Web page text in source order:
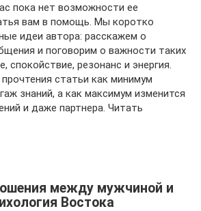
пока нет возможности ее
вам в помощь. Мы коротко
идеи автора: расскажем о
и поговорим о важности таких
спокойствие, резонанс и энергия.
статьи как минимум
знаний, а как максимум изменится
и даже партнера. Читать
между мужчиной и
Востока